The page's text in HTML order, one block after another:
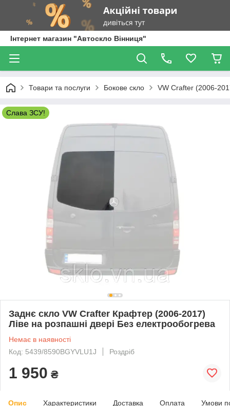
Інтернет магазин "Автоскло Вінниця"
Товари та послуги Бокове скло VW Crafter (2006-
Слава ЗСУ!
Заднє скло VW Crafter Крафтер (2006-2017)
Ліве на розпашні двері Без електрообогрева
Немає в наявності
Код: 5439/8590BGYVLU1J
Роздріб
1 950 ₴
Опис Характеристики Доставка Оплата Умови